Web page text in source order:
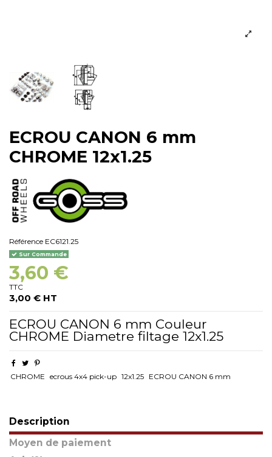
ECROU CANON 6 mm
CHROME 12x1.25
Référence EC6121.25
Sur Commande
3,60 €
TTC
3,00 € HT
ECROU CANON 6 mm Couleur
CHROME Diametre filtage 12x1.25
CHROME ecrous 4x4 pick-up 12x1.25 ECROU CANON 6 mm
Description
Moyen de paiement